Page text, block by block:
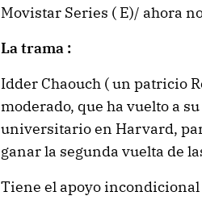
Movistar Series ( E)/ ahora
La trama :
Idder Chaouch ( un patricio
moderado, que ha vuelto a
universitario en Harvard,
ganar la segunda vuelta de
Tiene el apoyo